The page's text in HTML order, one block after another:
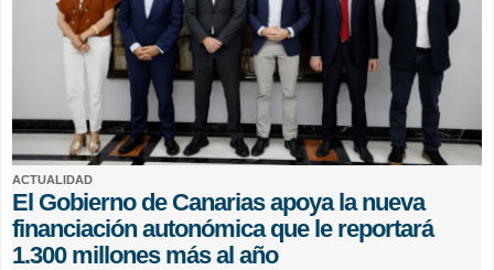
ACTUALIDAD
El Gobierno de Canarias apoya la nueva
financiación autonómica que le reportará
1.300 millones más al año